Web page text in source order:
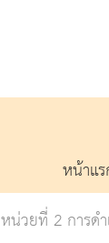
หน้าแ
หน่วยที่ 2 การด